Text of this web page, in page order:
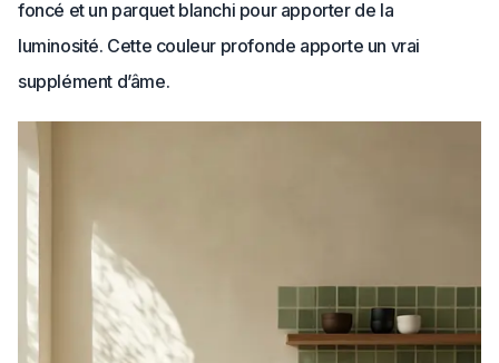
foncé et un parquet blanchi pour apporter de la
luminosité. Cette couleur profonde apporte un vrai
supplément d’âme.